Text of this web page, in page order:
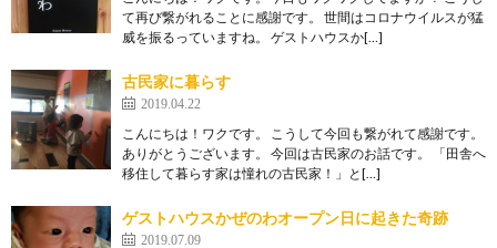
て再び繋がれることに感謝です。 世間はコロナウイルスが猛
威を振るっていますね。 ゲストハウスか[…]
古民家に暮らす
2019.04.22
こんにちは！ワクです。 こうして今回も繋がれて感謝です。
ありがとうございます。 今回は古民家のお話です。 「田舎へ
移住して暮らす家は憧れの古民家！」と[…]
ゲストハウスかぜのわオープン日に起きた奇跡
2019.07.09